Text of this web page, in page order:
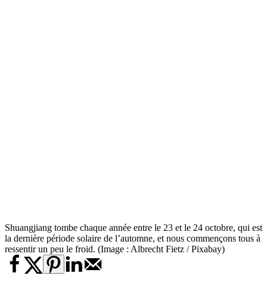
Shuangjiang tombe chaque année entre le 23 et le 24 octobre, qui est
la dernière période solaire de l’automne, et nous commençons tous à
ressentir un peu le froid. (Image : Albrecht Fietz / Pixabay)